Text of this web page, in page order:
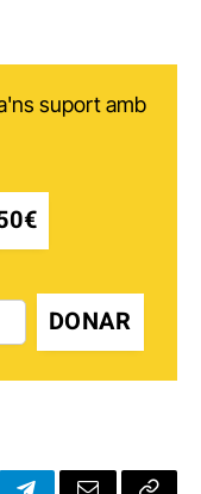
suport amb
DONAR